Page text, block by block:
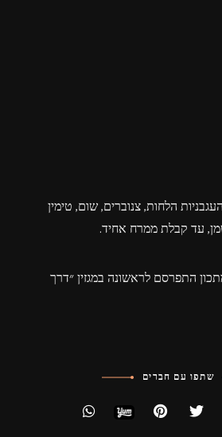
הלחות, צנוברים, שום, טימין
עד קבלת ממרח אחיד.
התפרסם לראשונה במגזין ״דרך
שתפו עם חברים